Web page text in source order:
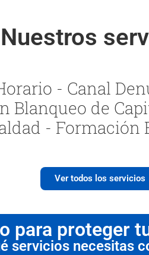
Nuestros
- Canal
Blanqueo de
- Formación
Ver todos los servicios
para proteger
servicios necesitas